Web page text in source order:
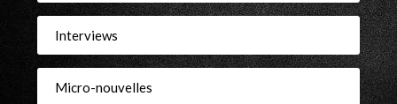
Interviews
Micro-nouvelles